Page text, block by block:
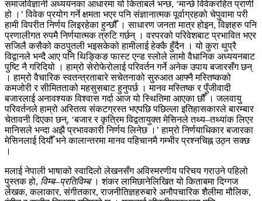
समाजविज्ञानी अध्ययनका आधारमा यो किताबले भन्छ, ‘मान्छे विवेकरहित प्राणी
हो ।’ विवेक प्रयोग गर्ने क्षमता भएर पनि संज्ञानात्मक पूर्वाग्रहको चेपुवामा परी
हामी विपरीत निर्णय लिइरहेका हुन्छौँ । साधारण जनता मात्र होइन, विज्ञहरु पनि
प्रणालीगत रुपमै निर्णयात्मक त्रुटि गर्छन् । वरपरको परिवेशबाट प्रभावित भएर
सजिलै कसैको कठपुतली भइसकेको हामीलाई हेक्कै हुँदैन । यो कुरा थुप्रै
विद्वानले भन्दै आए पनि थिङ्किङ फास्ट एन्ड स्लोले लामो वैधानिक अध्ययनबाट
पुष्टि नै गरिदियो । हाम्रो सेरोफेरोलाई परिवर्तन गर्ने अनेक उपाय बजारसँग छन्
। हाम्रो वैचारिक स्वतन्त्रताबारे सचेतनाको सुरुआत आफ्नै मस्तिष्कको
कमजोरी र सीमितताको महसुसबाट हुनुपर्छ । मानव मस्तिष्क र पुँजीवादी
बजारलाई अनावश्यक विश्वास गर्दा आज यो स्थितिमा आएका छौँ । जलवायु
परिवर्तनले हाम्रो अस्तित्व संकटग्रस्त भएपछि पछिल्ला इतिहासकारले बारम्बार
चेतावनी दिएका छन्, ‘बजार र कृत्रिम विद्वतायुक्त मेसिनले तथ्य–तथ्यांक लिएर
मानिसले भन्दा अझै प्रभावकारी निर्णय लिनेछ ।’ हाम्रो निर्णयाधिकार बजारका
मेसिनलाई दियौँ भने कालान्तरमा मानव पहिचानमै गम्भीर प्रश्नचिह्न उठ्न सक्छ
।
मलाई नेपाली भाषाको स्वादिलो लेखनसँग अविस्मरणीय परिचय गराउने पहिलो
पुस्तक हो, विम्ब–प्रतिविम्ब। शंकर लामिछानेलिखित यो किताबमा दिग्गज
लेखक, कलाकार, संगीतकार, राजनीतिज्ञहरुबारे अनौपचारिक शैलीमा मौलिक,